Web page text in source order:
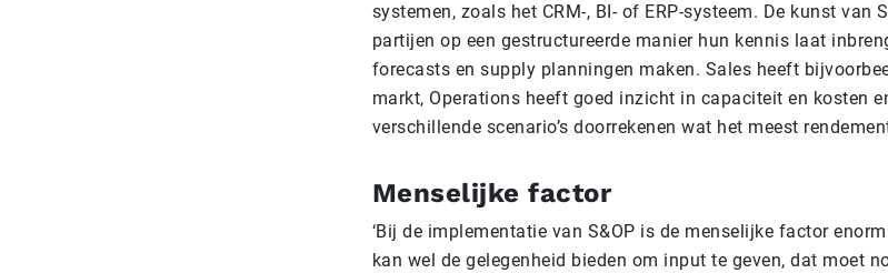
systemen, zoals het CRM-, BI- of ERP-systeem. De kunst van
partijen op een gestructureerde manier hun kennis laat
forecasts en supply planningen maken. Sales heeft
markt, Operations heeft goed inzicht in capaciteit en kosten
verschillende scenario’s doorrekenen wat het meest
Menselijke factor
‘Bij de implementatie van S&OP is de menselijke factor
kan wel de gelegenheid bieden om input te geven, dat moet